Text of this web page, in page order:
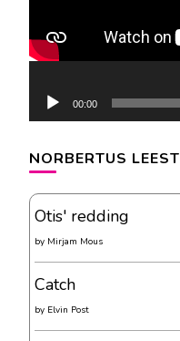
00:00
NORBERTUS LEEST
Otis' redding
by Mirjam Mous
Catch
by Elvin Post